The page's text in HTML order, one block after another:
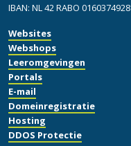
Websites
Webshops
Leeromgevingen
Portals
E-mail
Domeinregistratie
Hosting
DDOS Protectie
IBAN: NL 42 RABO 0160374928